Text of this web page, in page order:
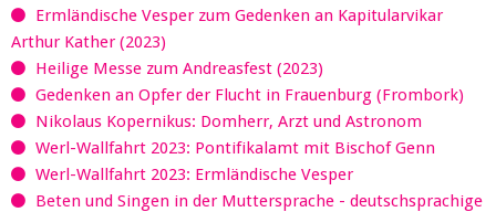
Ermländische Vesper zum Gedenken an Kapitularvikar
Arthur Kather (2023)
Heilige Messe zum Andreasfest (2023)
Gedenken an Opfer der Flucht in Frauenburg (Frombork)
Nikolaus Kopernikus: Domherr, Arzt und Astronom
Werl-Wallfahrt 2023: Pontifikalamt mit Bischof Genn
Werl-Wallfahrt 2023: Ermländische Vesper
Beten und Singen in der Muttersprache - deutschsprachige